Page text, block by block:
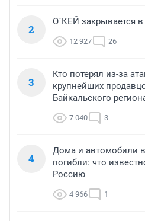
2
О`КЕЙ закрывается в
12 927 26
3
Кто потерял из-за
крупнейших
Байкальского
7 040 3
4
Дома и автомобили
погибли: что
Россию
4 966 1